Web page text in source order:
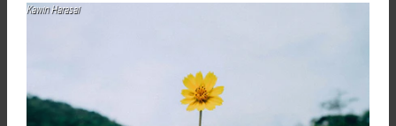
Kawin Harasai